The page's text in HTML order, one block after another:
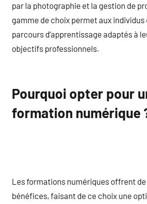
par la photographie et la gestion de
gamme de choix permet aux
parcours d’apprentissage adaptés à
objectifs professionnels.
Pourquoi opter pour
formation numérique
Les formations numériques offrent
bénéfices, faisant de ce choix une